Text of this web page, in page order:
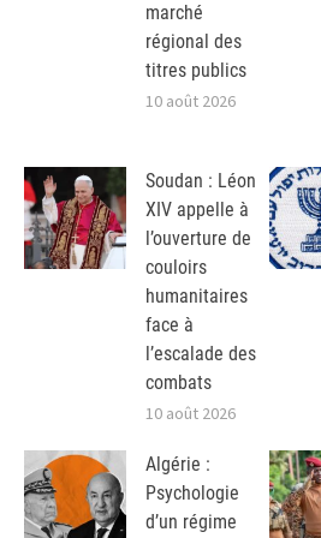
marché
régional des
titres publics
10 août 2026
Soudan : Léon
XIV appelle à
l’ouverture de
couloirs
humanitaires
face à
l’escalade des
combats
10 août 2026
Algérie :
Psychologie
d’un régime